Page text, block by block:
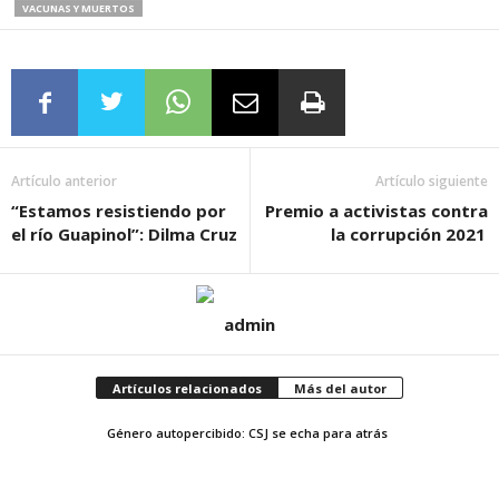
VACUNAS Y MUERTOS
Artículo anterior
“Estamos resistiendo por
el río Guapinol”: Dilma Cruz
Artículo siguiente
Premio a activistas contra
la corrupción 2021
admin
Artículos relacionados Más del autor
Género autopercibido: CSJ se echa para atrás